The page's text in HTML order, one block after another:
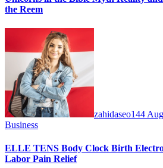
the Reem
zahidaseo144
Business
ELLE TENS Body Clock Birth
Labor Pain Relief